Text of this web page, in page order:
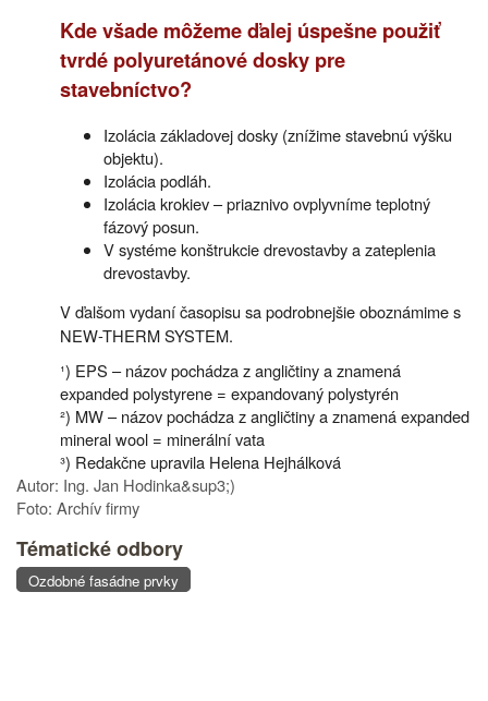
Kde všade môžeme ďalej úspešne použiť
tvrdé polyuretánové dosky pre
stavebníctvo?
Izolácia základovej dosky (znížime stavebnú výšku
objektu).
Izolácia podláh.
Izolácia krokiev – priaznivo ovplyvníme teplotný
fázový posun.
V systéme konštrukcie drevostavby a zateplenia
drevostavby.
V ďalšom vydaní časopisu sa podrobnejšie oboznámime s
NEW-THERM SYSTEM.
¹) EPS – názov pochádza z angličtiny a znamená
expanded polystyrene = expandovaný polystyrén
²) MW – názov pochádza z angličtiny a znamená expanded
mineral wool = minerální vata
³) Redakčne upravila Helena Hejhálková
Autor: Ing. Jan Hodinka&sup3;)
Foto: Archív firmy
Tématické odbory
Ozdobné fasádne prvky